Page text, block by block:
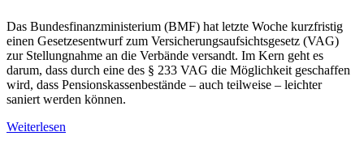
Das Bundesfinanzministerium (BMF) hat letzte Woche kurzfristig
einen Gesetzesentwurf zum Versicherungsaufsichtsgesetz (VAG)
zur Stellungnahme an die Verbände versandt. Im Kern geht es
darum, dass durch eine des § 233 VAG die Möglichkeit geschaffen
wird, dass Pensionskassenbestände – auch teilweise – leichter
saniert werden können.
Weiterlesen